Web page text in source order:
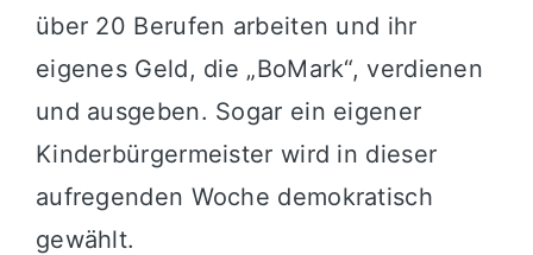
über 20 Berufen arbeiten und ihr
eigenes Geld, die „BoMark“, verdienen
und ausgeben. Sogar ein eigener
Kinderbürgermeister wird in dieser
aufregenden Woche demokratisch
gewählt.